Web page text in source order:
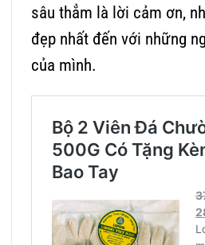
sâu thẳm là lời cảm ơn,
đẹp nhất đến với những
của mình.